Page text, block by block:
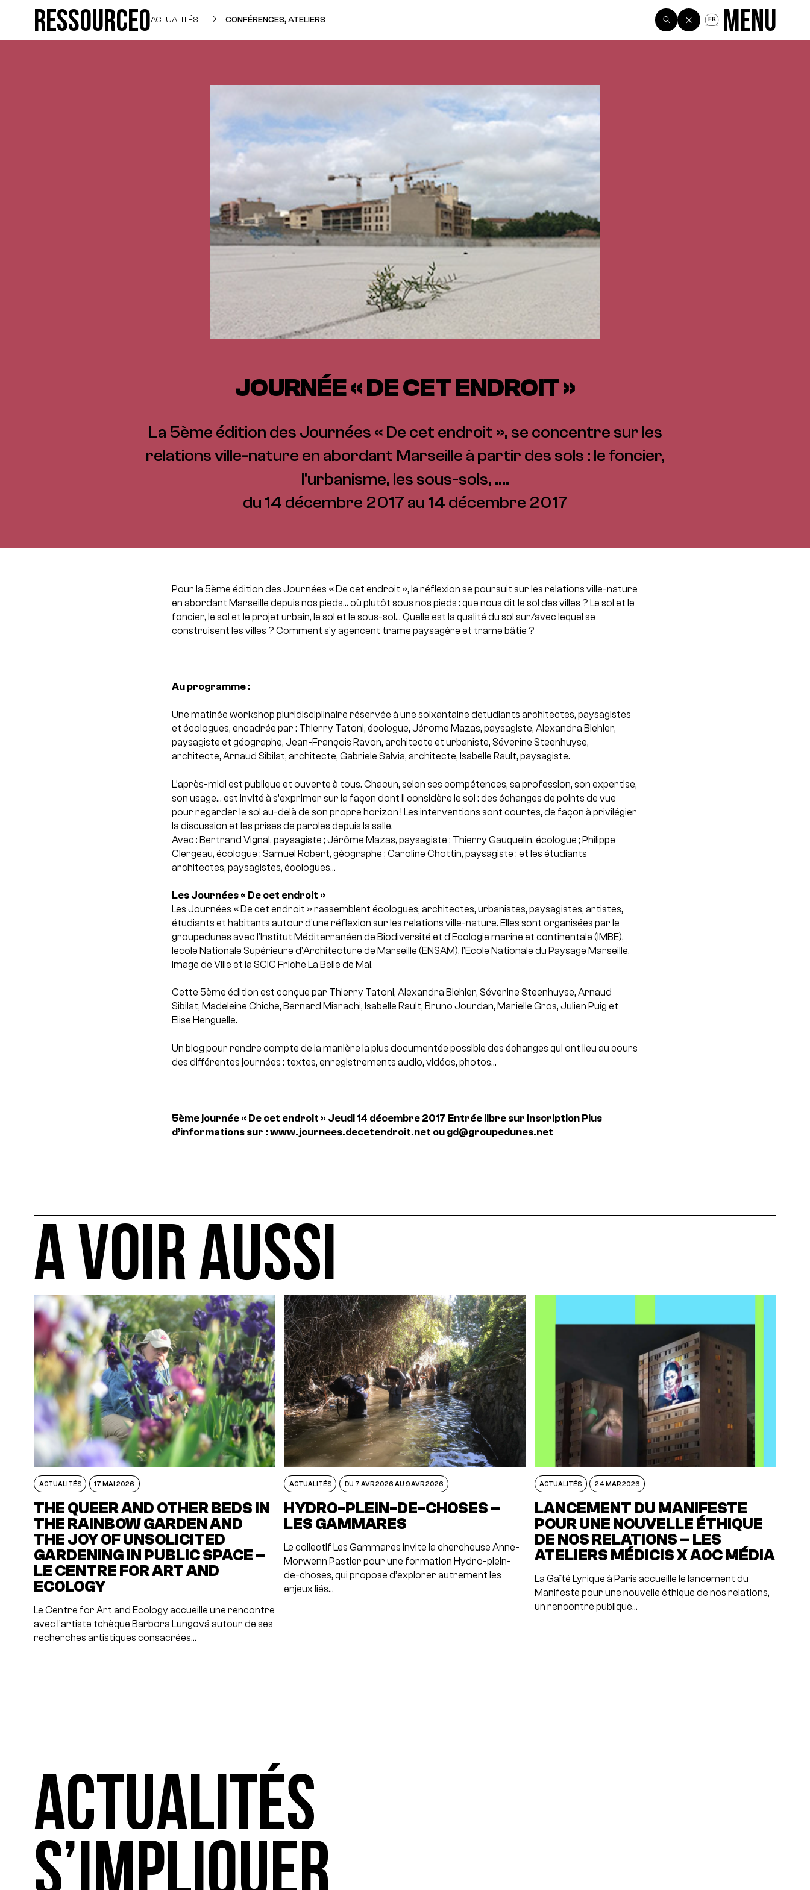
Ressource0ACTUALITÉS CONFÉRENCES, ATELIERS FR Menu
JOURNÉE « DE CET ENDROIT »
La 5ème édition des Journées « De cet endroit », se concentre sur les
relations ville-nature en abordant Marseille à partir des sols : le foncier,
l'urbanisme, les sous-sols, ....
du 14 décembre 2017 au 14 décembre 2017
Pour la 5ème édition des Journées « De cet endroit », la réflexion se poursuit sur les relations ville-nature
en abordant Marseille depuis nos pieds… où plutôt sous nos pieds : que nous dit le sol des villes ? Le sol et le
foncier, le sol et le projet urbain, le sol et le sous-sol… Quelle est la qualité du sol sur/avec lequel se
construisent les villes ? Comment s’y agencent trame paysagère et trame bâtie ?
Au programme :
Une matinée workshop pluridisciplinaire réservée à une soixantaine detudiants architectes, paysagistes
et écologues, encadrée par : Thierry Tatoni, écologue, Jérome Mazas, paysagiste, Alexandra Biehler,
paysagiste et géographe, Jean-François Ravon, architecte et urbaniste, Séverine Steenhuyse,
architecte, Arnaud Sibilat, architecte, Gabriele Salvia, architecte, Isabelle Rault, paysagiste.
L’après-midi est publique et ouverte à tous. Chacun, selon ses compétences, sa profession, son expertise,
son usage… est invité à s’exprimer sur la façon dont il considère le sol : des échanges de points de vue
pour regarder le sol au-delà de son propre horizon ! Les interventions sont courtes, de façon à privilégier
la discussion et les prises de paroles depuis la salle.
Avec : Bertrand Vignal, paysagiste ; Jérôme Mazas, paysagiste ; Thierry Gauquelin, écologue ; Philippe
Clergeau, écologue ; Samuel Robert, géographe ; Caroline Chottin, paysagiste ; et les étudiants
architectes, paysagistes, écologues…
Les Journées « De cet endroit »
Les Journées « De cet endroit » rassemblent écologues, architectes, urbanistes, paysagistes, artistes,
étudiants et habitants autour d’une réflexion sur les relations ville-nature. Elles sont organisées par le
groupedunes avec l’Institut Méditerranéen de Biodiversité et d’Ecologie marine et continentale (IMBE),
lecole Nationale Supérieure d’Architecture de Marseille (ENSAM), l’Ecole Nationale du Paysage Marseille,
Image de Ville et la SCIC Friche La Belle de Mai.
Cette 5ème édition est conçue par Thierry Tatoni, Alexandra Biehler, Séverine Steenhuyse, Arnaud
Sibilat, Madeleine Chiche, Bernard Misrachi, Isabelle Rault, Bruno Jourdan, Marielle Gros, Julien Puig et
Elise Henguelle.
Un blog pour rendre compte de la manière la plus documentée possible des échanges qui ont lieu au cours
des différentes journées : textes, enregistrements audio, vidéos, photos…
5ème journée « De cet endroit » Jeudi 14 décembre 2017 Entrée libre sur inscription Plus
d’informations sur : www.journees.decetendroit.net ou gd@groupedunes.net
A VOIR AUSSI
ACTUALITÉS 17 MAI 2026
THE QUEER AND OTHER BEDS IN
THE RAINBOW GARDEN AND
THE JOY OF UNSOLICITED
GARDENING IN PUBLIC SPACE –
LE CENTRE FOR ART AND
ECOLOGY
Le Centre for Art and Ecology accueille une rencontre
avec l’artiste tchèque Barbora Lungová autour de ses
recherches artistiques consacrées…
ACTUALITÉS DU 7 AVR 2026 AU 9 AVR 2026
HYDRO-PLEIN-DE-CHOSES –
LES GAMMARES
Le collectif Les Gammares invite la chercheuse Anne-
Morwenn Pastier pour une formation Hydro-plein-
de-choses, qui propose d’explorer autrement les
enjeux liés…
ACTUALITÉS 24 MAR 2026
LANCEMENT DU MANIFESTE
POUR UNE NOUVELLE ÉTHIQUE
DE NOS RELATIONS – LES
ATELIERS MÉDICIS X AOC MÉDIA
La Gaîté Lyrique à Paris accueille le lancement du
Manifeste pour une nouvelle éthique de nos relations,
un rencontre publique…
ACTUALITÉS
ACTUALITÉS
L'actualité française et internationale des rendez-vous de l'art et de l'écologie : manifestations, appels à projets, rencontres...